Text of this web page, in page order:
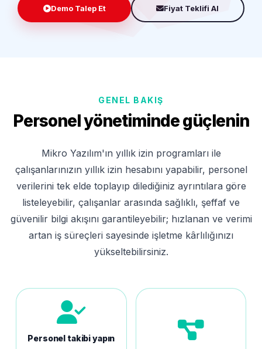
Demo Talep Et Fiyat Teklifi Al
GENEL BAKIŞ
Personel yönetiminde güçlenin
Mikro Yazılım'ın yıllık izin programları ile
çalışanlarınızın yıllık izin hesabını yapabilir, personel
verilerini tek elde toplayıp dilediğiniz ayrıntılara göre
listeleyebilir, çalışanlar arasında sağlıklı, şeffaf ve
güvenilir bilgi akışını garantileyebilir; hızlanan ve verimi
artan iş süreçleri sayesinde işletme kârlılığınızı
yükseltebilirsiniz.
Personel takibi yapın